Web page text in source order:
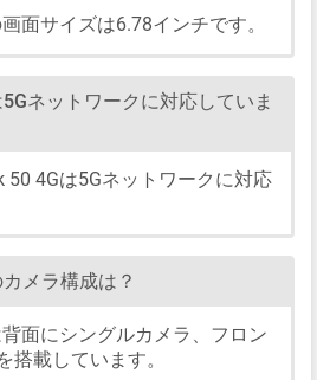
面サイズは6.78インチです。
ネットワークに対応していま
50 4Gは5Gネットワークに対応
メラ構成は？
面にシングルカメラ、フロン
搭載しています。